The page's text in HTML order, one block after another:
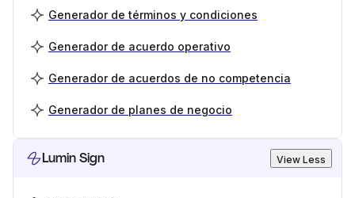
Generador de términos y condiciones
Generador de acuerdo operativo
Generador de acuerdos de no competencia
Generador de planes de negocio
Lumin Sign View Less